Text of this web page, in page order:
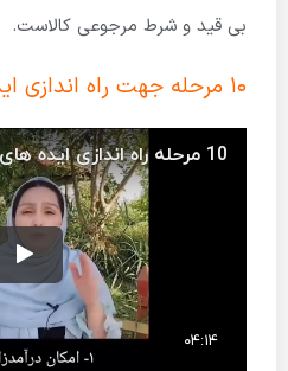
بی قید و شرط مرجوعی کالاست.
10 مرحله جهت راه اندازی ایده های شغلی